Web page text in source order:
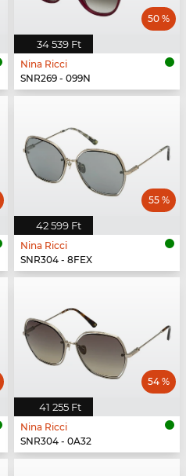
34 539 Ft
50 %
Nina Ricci
SNR269 - 099N
42 599 Ft
55 %
Nina Ricci
SNR304 - 8FEX
41 255 Ft
54 %
Nina Ricci
SNR304 - 0A32